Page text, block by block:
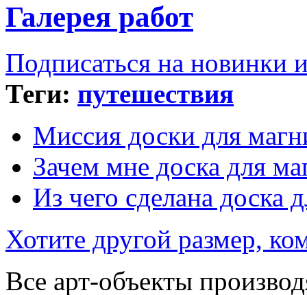
Галерея работ
Подписаться на новинки
Теги: путешествия
Миссия доски для
Зачем мне доска для
Из чего сделана доска
Хотите другой размер,
Все арт-объекты